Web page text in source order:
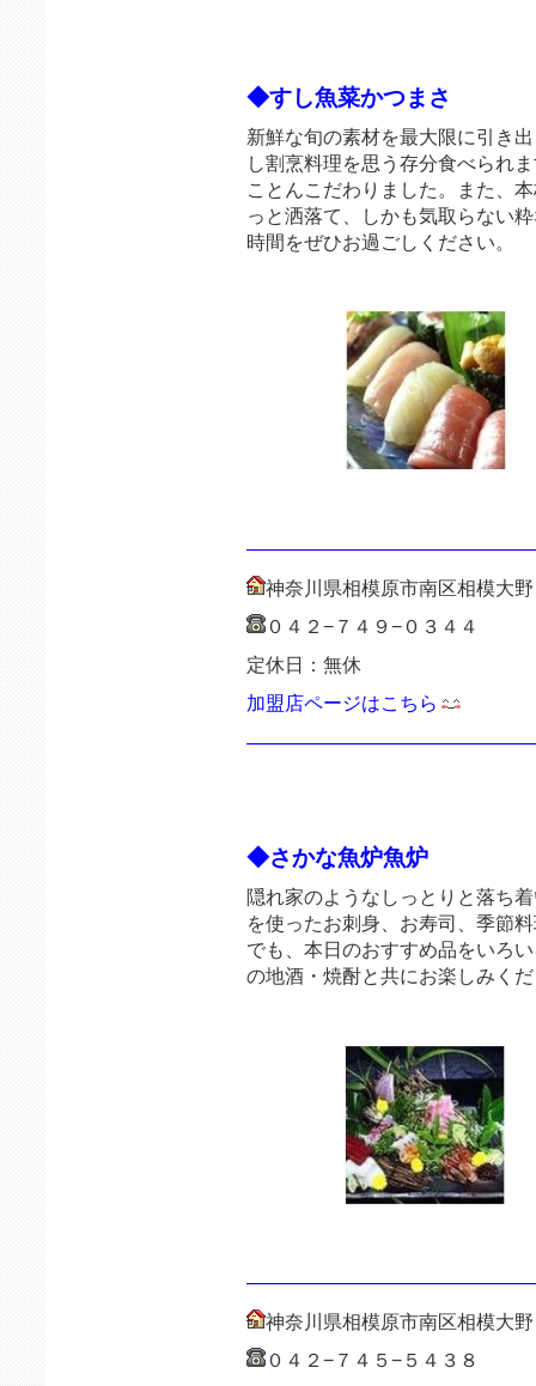
◆すし魚菜かつまさ
新鮮な旬の素材を最大限に引き
し割烹料理を思う存分食べられ
ことんこだわりました。また、
っと洒落て、しかも気取らない
時間をぜひお過ごしください。
神奈川県相模原市南区相模大
０４２−７４９−０３４４
定休日：無休
加盟店ページはこちら
◆さかな魚炉魚炉
隠れ家のようなしっとりと落ち
を使ったお刺身、お寿司、季節
でも、本日のおすすめ品をいろ
の地酒・焼酎と共にお楽しみく
神奈川県相模原市南区相模大
０４２−７４５−５４３８